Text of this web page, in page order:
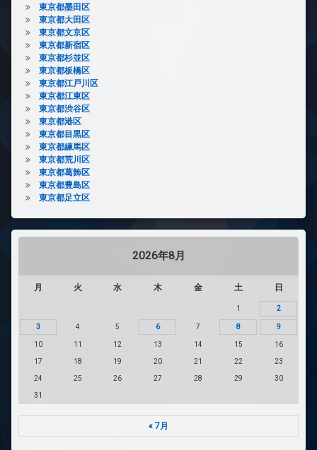
東京都墨田区
東京都大田区
東京都文京区
東京都新宿区
東京都杉並区
東京都板橋区
東京都江戸川区
東京都江東区
東京都渋谷区
東京都港区
東京都目黒区
東京都練馬区
東京都荒川区
東京都葛飾区
東京都豊島区
東京都足立区
2026年8月
月 火 水 木 金 土 日
1 2
3 4 5 6 7 8 9
10 11 12 13 14 15 16
17 18 19 20 21 22 23
24 25 26 27 28 29 30
31
« 7月